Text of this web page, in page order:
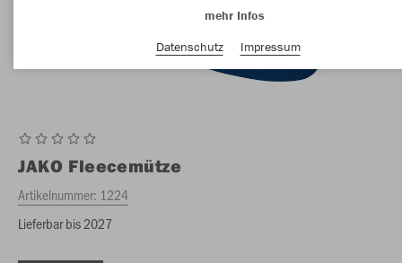
JAKO Fleecemütze
Artikelnummer: 1224
Lieferbar bis 2027
mehr Infos
Datenschutz
Impressum